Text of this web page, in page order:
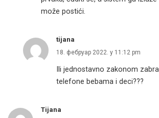
može postići.
tijana
18. фебруар 2022. у 11:12 pm
Ili jednostavno zakonom
telefone bebama i deci???
Tijana